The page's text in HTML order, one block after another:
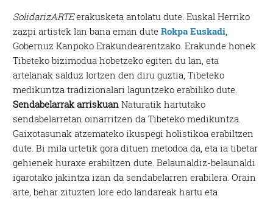
SolidarizARTEerakusketa antolatu dute. Euskal Herriko
zazpi artistek lan bana eman duteRokpa Euskadi,
Gobernuz Kanpoko Erakundearentzako. Erakunde honek
Tibeteko bizimodua hobetzeko egiten du lan, eta
artelanak salduz lortzen den diru guztia, Tibeteko
medikuntza tradizionalari laguntzeko erabiliko dute.
Sendabelarrak arriskuan Naturatik hartutako
sendabelarretan oinarritzen da Tibeteko medikuntza.
Gaixotasunak atzemateko ikuspegi holistikoa erabiltzen
dute. Bi mila urtetik gora dituen metodoa da, eta ia tibetar
gehienek huraxe erabiltzen dute. Belaunaldiz-belaunaldi
igarotako jakintza izan da sendabelarren erabilera. Orain
arte, behar zituzten lore edo landareak hartu eta